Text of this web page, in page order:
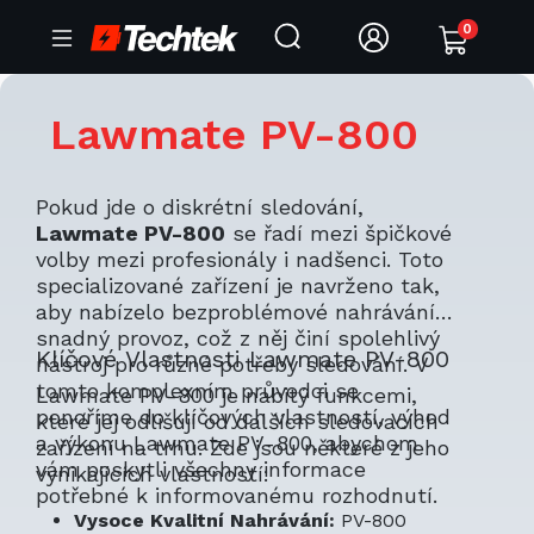
0
Lawmate PV-800
Pokud jde o diskrétní sledování,
Lawmate PV-800 se řadí mezi špičkové
volby mezi profesionály i nadšenci. Toto
specializované zařízení je navrženo tak,
aby nabízelo bezproblémové nahrávání a
snadný provoz, což z něj činí spolehlivý
nástroj pro různé potřeby sledování. V
tomto komplexním průvodci se
ponoříme do klíčových vlastností, výhod
a výkonu Lawmate PV-800, abychom
vám poskytli všechny informace
potřebné k informovanému rozhodnutí.
Klíčové Vlastnosti Lawmate PV-800
Lawmate PV-800 je nabitý funkcemi,
které jej odlišují od dalších sledovacích
zařízení na trhu. Zde jsou některé z jeho
vynikajících vlastností:
Vysoce Kvalitní Nahrávání: PV-800